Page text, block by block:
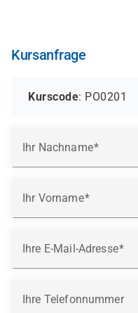
Kursanfrage
Kurscode: PO0201
Ihr Nachname
Ihr Vorname
Ihre E-Mail-Adresse
Ihre Telefonnummer